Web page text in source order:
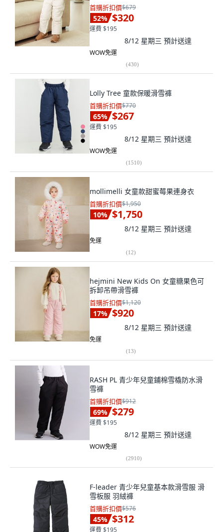
首購折扣價$679
52% $320
運費 $195
8/12 星期三 預計送達
WOW免運
(430)
Lolly Tree 童款保暖滑雪褲
首購折扣價$770
65% $267
運費 $195
8/12 星期三 預計送達
WOW免運
(1510)
mollimelli 女童款甜蜜莓果連身衣
首購折扣價$1,950
10% $1,750
8/12 星期三 預計送達
免運
(12)
hejmini New Kids On 女童糖果色可
拆卸吊帶滑雪褲
首購折扣價$1,120
17% $920
8/12 星期三 預計送達
免運
(13)
RASH PL 青少年兒童鋪棉雪橇防水滑
雪褲
首購折扣價$912
69% $279
運費 $195
8/12 星期三 預計送達
WOW免運
(2910)
F-leader 青少年兒童基本款滑雪服 滑
雪板服 羽絨褲
首購折扣價$576
45% $312
運費 $195